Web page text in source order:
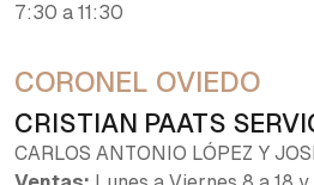
7:30 a 11:30
CORONEL OVIEDO
CRISTIAN PAATS
CARLOS ANTONIO LÓPEZ Y